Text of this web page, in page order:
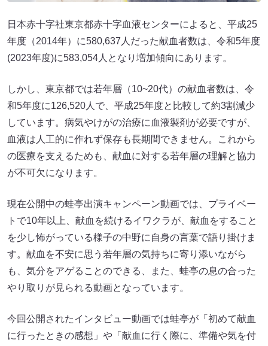
日本赤十字社東京都赤十字血液センターによると、平成25
年度（2014年）に580,637人だった献血者数は、令和5年度
(2023年度)に583,054人となり増加傾向にあります。
しかし、東京都では若年層（10~20代）の献血者数は、令
和5年度に126,520人で、平成25年度と比較して約3割減少
しています。病気やけがの治療に血液製剤が必要ですが、
血液は人工的に作れず保存も長期間できません。これから
の医療を支えるためも、献血に対する若年層の理解と協力
が不可欠になります。
現在公開中の蛙亭出演キャンペーン動画では、プライベー
トで10年以上、献血を続けるイワクラが、献血をすること
を少し怖がっている様子の中野に自身の言葉で語り掛けま
す。献血を不安に思う若年層の気持ちに寄り添いながら
も、気分をアゲることのできる、また、蛙亭の息の合った
やり取りが見られる動画となっています。
今回公開されたインタビュー動画では蛙亭が「初めて献血
に行ったときの感想」や「献血に行く際に、準備や気を付